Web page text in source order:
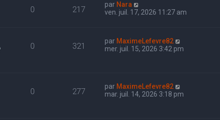
0 217 par Nara
ven. juil. 17, 2026 11:27 am
0 321 par MaximeLefevre82
mer. juil. 15, 2026 3:42 pm
0 277 par MaximeLefevre82
mar. juil. 14, 2026 3:18 pm